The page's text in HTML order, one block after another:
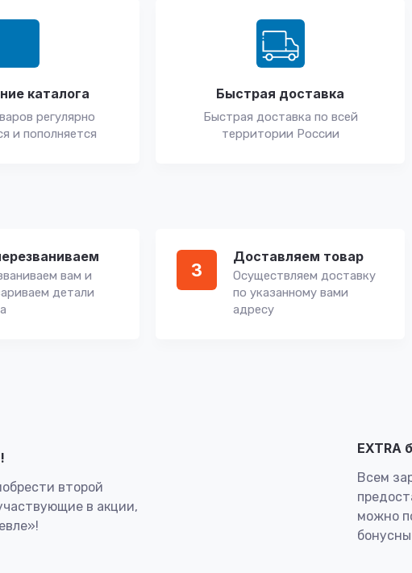
каталога
регулярно
и пополняется
Быстрая доставка
Быстрая доставка по всей
территории России
вам и
детали
3
Доставляем товар
Осуществляем доставку
по указанному вами
адресу
второй
в акции,
EXTRA
Всем
можно